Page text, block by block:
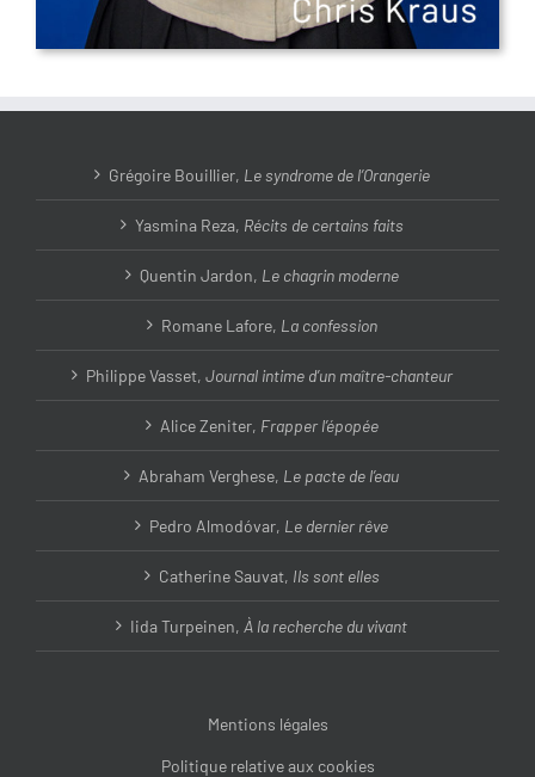
Grégoire Bouillier, Le syndrome de l’Orangerie
Yasmina Reza, Récits de certains faits
Quentin Jardon, Le chagrin moderne
Romane Lafore, La confession
Philippe Vasset, Journal intime d’un maître-chanteur
Alice Zeniter, Frapper l’épopée
Abraham Verghese, Le pacte de l’eau
Pedro Almodóvar, Le dernier rêve
Catherine Sauvat, Ils sont elles
Iida Turpeinen, À la recherche du vivant
Mentions légales
Politique relative aux cookies